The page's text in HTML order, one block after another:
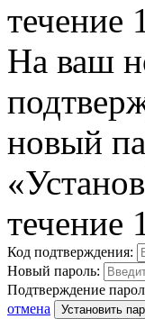
течение
На ваш
новый
течение
Код подтверждения:
Новый пароль:
Подтверждение
отмена
Установить